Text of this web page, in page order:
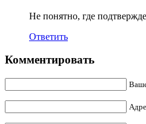
Не понятно, где
Ответить
Комментировать